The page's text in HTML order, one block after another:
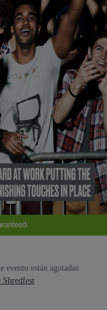
evento están agotadas
Shredfest